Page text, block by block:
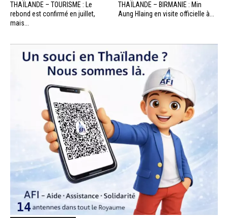
THAÏLANDE – TOURISME : Le
rebond est confirmé en juillet,
mais...
THAÏLANDE – BIRMANIE : Min
Aung Hlaing en visite officielle à...